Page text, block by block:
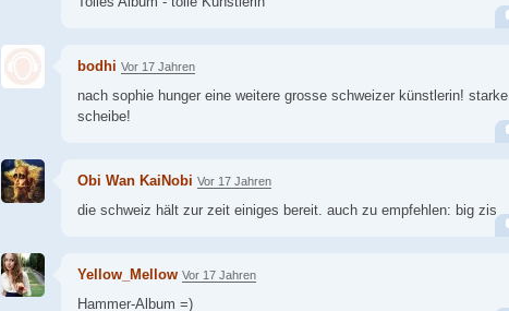
bodhi Vor 17 Jahren
nach sophie hunger eine weitere grosse schweizer künstlerin! starke
scheibe!
Obi Wan KaiNobi Vor 17 Jahren
die schweiz hält zur zeit einiges bereit. auch zu empfehlen: big zis
Yellow_Mellow Vor 17 Jahren
Hammer-Album =)